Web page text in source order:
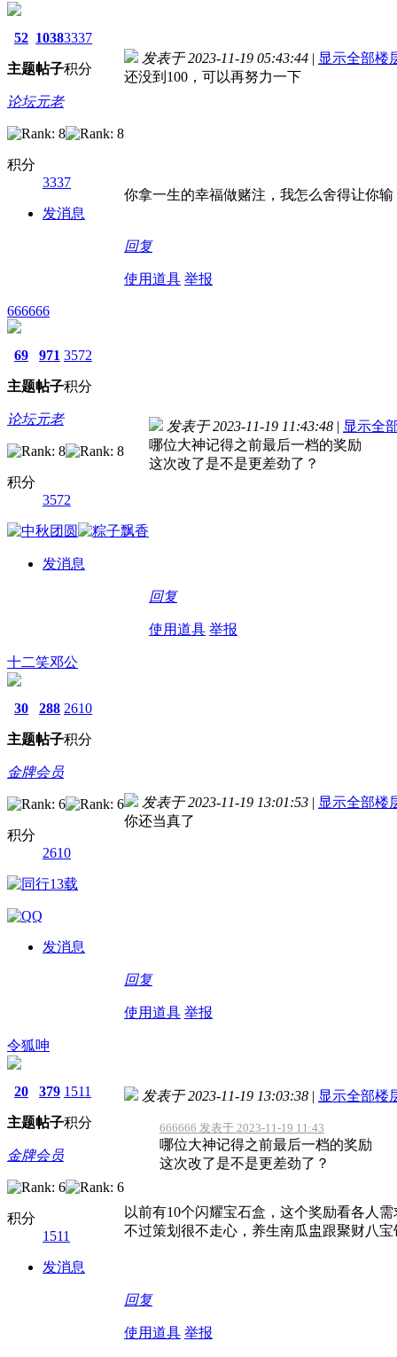
52
主题
1038
帖子
3337
积分
论坛元老
积分
3337
发消息
发表于 2023-11-19 05:43:44 | 显示全部楼
还没到100，可以再努力一下
你拿一生的幸福做赌注，我怎么舍得让你输
回复
使用道具 举报
666666
69
主题
971
帖子
3572
积分
论坛元老
积分
3572
发消息
发表于 2023-11-19 11:43:48 | 显示全
哪位大神记得之前最后一档的奖励
这次改了是不是更差劲了？
回复
使用道具 举报
十二笑邓公
30
主题
288
帖子
2610
积分
金牌会员
积分
2610
发消息
发表于 2023-11-19 13:01:53 | 显示全部楼
你还当真了
回复
使用道具 举报
令狐呻
20
主题
379
帖子
1511
积分
金牌会员
积分
1511
发消息
发表于 2023-11-19 13:03:38 | 显示全部楼
666666 发表于 2023-11-19 11:43
哪位大神记得之前最后一档的奖励
这次改了是不是更差劲了？
以前有10个闪耀宝石盒，这个奖励看各人需
不过策划很不走心，养生南瓜盅跟聚财八
回复
使用道具 举报